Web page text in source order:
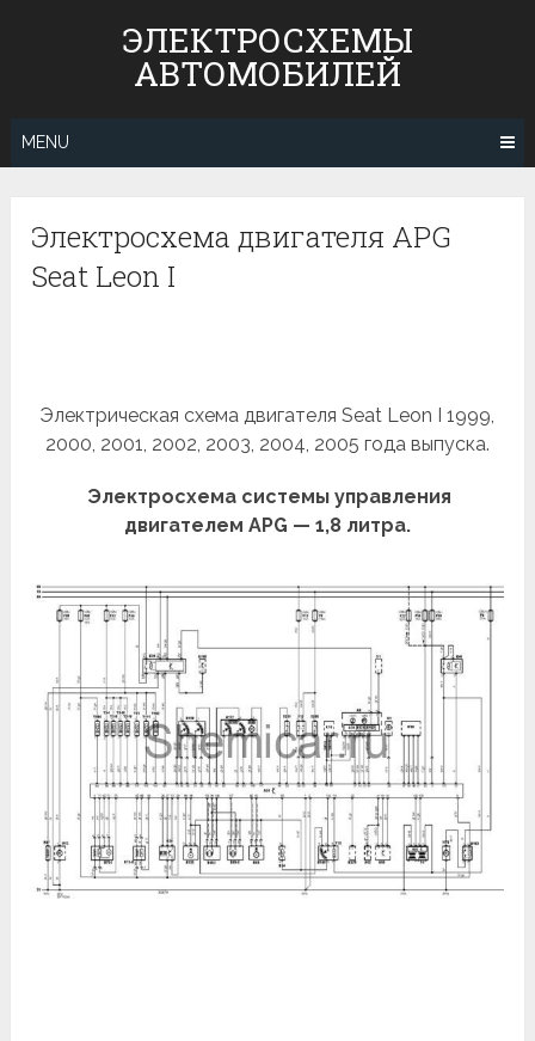
ЭЛЕКТРОСХЕМЫ
АВТОМОБИЛЕЙ
MENU
Электросхема двигателя APG
Seat Leon I
Электрическая схема двигателя Seat Leon I 1999,
2000, 2001, 2002, 2003, 2004, 2005 года выпуска.
Электросхема системы управления
двигателем APG — 1,8 литра.